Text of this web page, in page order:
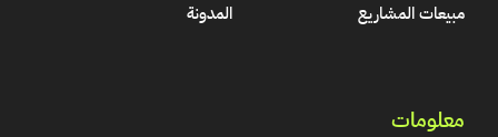
مبيعات المشاريع
المدونة
معلومات